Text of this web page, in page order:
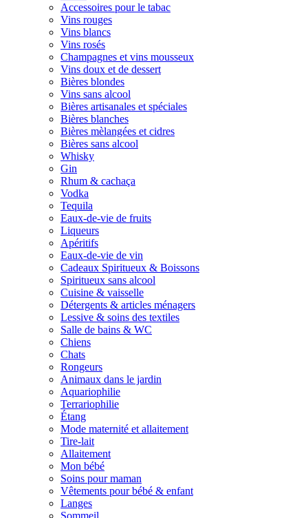
Accessoires pour le tabac
Vins rouges
Vins blancs
Vins rosés
Champagnes et vins mousseux
Vins doux et de dessert
Bières blondes
Vins sans alcool
Bières artisanales et spéciales
Bières blanches
Bières mèlangées et cidres
Bières sans alcool
Whisky
Gin
Rhum & cachaça
Vodka
Tequila
Eaux-de-vie de fruits
Liqueurs
Apéritifs
Eaux-de-vie de vin
Cadeaux Spiritueux & Boissons
Spiritueux sans alcool
Cuisine & vaisselle
Détergents & articles ménagers
Lessive & soins des textiles
Salle de bains & WC
Chiens
Chats
Rongeurs
Animaux dans le jardin
Aquariophilie
Terrariophilie
Étang
Mode maternité et allaitement
Tire-lait
Allaitement
Mon bébé
Soins pour maman
Vêtements pour bébé & enfant
Langes
Sommeil